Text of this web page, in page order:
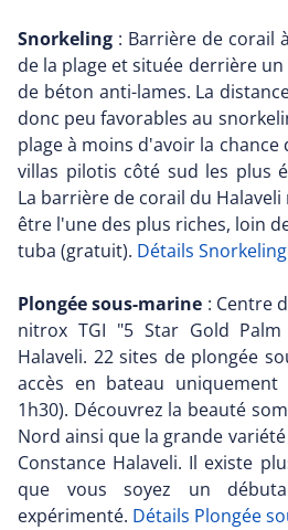
Snorkeling : Barrière de corail
de la plage et située derrière
de béton anti-lames. La
donc peu favorables au
plage à moins d'avoir la chance
villas pilotis côté sud les plus
La barrière de corail du
être l'une des plus riches, loin
tuba (gratuit). Détails Snorkeling
Plongée sous-marine : Centre
nitrox TGI "5 Star Gold Palm
Halaveli. 22 sites de plongée
accès en bateau
1h30). Découvrez la beauté
Nord ainsi que la grande
Constance Halaveli. Il existe
que vous soyez un
expérimenté. Détails Plongée